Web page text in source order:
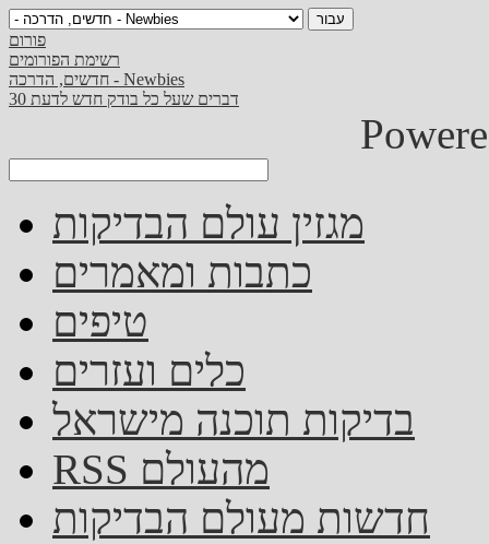
פורום
רשימת הפורומים
חדשים, הדרכה - Newbies
30 דברים שעל כל בודק חדש לדעת
מגזין עולם הבדיקות
כתבות ומאמרים
טיפים
כלים ועזרים
בדיקות תוכנה מישראל
RSS מהעולם
חדשות מעולם הבדיקות